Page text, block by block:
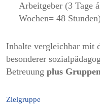
Arbeitgeber (3 Tage
Wochen= 48
Inhalte vergleichbar mit
besonderer
Betreuung plus
Zielgruppe